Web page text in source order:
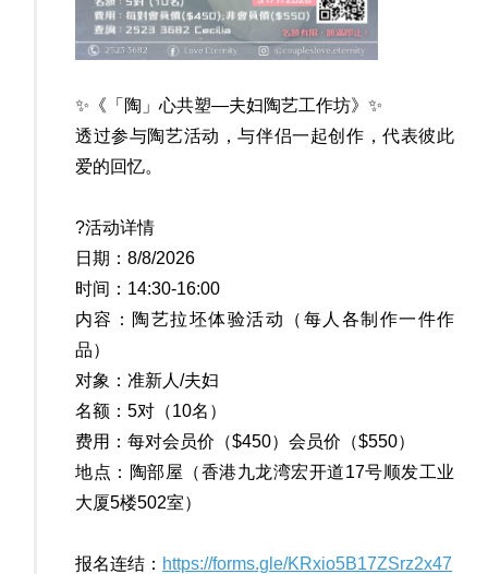
✨️《「陶」心共塑—夫妇陶艺工作坊》✨️
透过参与陶艺活动，与伴侣一起创作，代表彼此
爱的回忆。
?活动详情
日期：8/8/2026
时间：14:30-16:00
内容：陶艺拉坯体验活动（每人各制作一件作
品）
对象：准新人/夫妇
名额：5对（10名）
费用：每对会员价（$450）会员价（$550）
地点：陶部屋（香港九龙湾宏开道17号顺发工业
大厦5楼502室）
报名连结： https://forms.gle/KRxio5B17ZSrz2x47